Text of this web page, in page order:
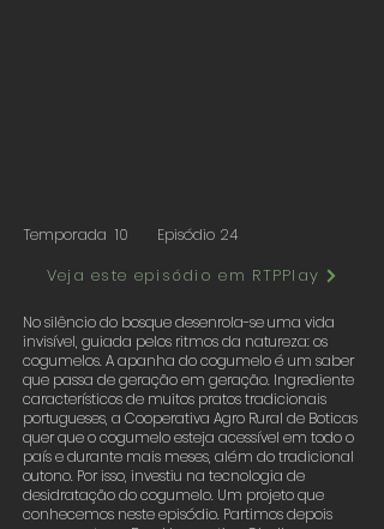
Temporada 10 Episódio 24
Veja este episódio em RTPPlay
No silêncio do bosque desenrola-se uma vida
invisível, guiada pelos ritmos da natureza: os
cogumelos. A apanha do cogumelo é um saber
que passa de geração em geração. Ingrediente
característicos de muitos pratos tradicionais
portugueses, a Cooperativa Agro Rural de Boticas
quer que o cogumelo esteja acessível em todo o
país e durante mais meses, além do tradicional
outono. Por isso, investiu na tecnologia de
desidratação do cogumelo. Um projeto que
conhecemos neste episódio. Partimos depois